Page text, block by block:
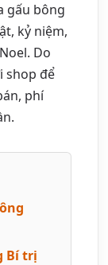
gấu bông
kỷ niệm,
Do
shop để
phí
Bí trị